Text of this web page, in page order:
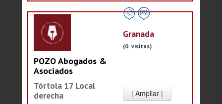
POZO Abogados &
Asociados
Tórtola 17 Local
derecha
Granada
(0 visitas)